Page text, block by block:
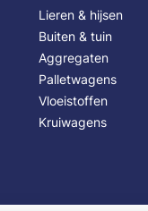
Lieren & hijsen
Buiten & tuin
Aggregaten
Palletwagens
Vloeistoffen
Kruiwagens